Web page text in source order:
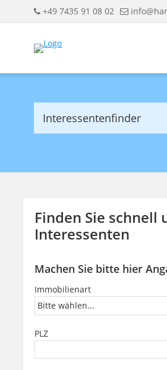
+49 7435 91 08 02
Interessentenfinder
Finden Sie
Interessenten
Machen Sie bitte hier
Immobilienart
PLZ